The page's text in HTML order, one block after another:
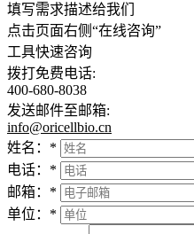
填写需求描述给我们
点击页面右侧“在线咨询”
工具快速咨询
拨打免费电话:
400-680-8038
发送邮件至邮箱:
info@oricellbio.cn
姓名： *
电话： *
邮箱： *
单位： *